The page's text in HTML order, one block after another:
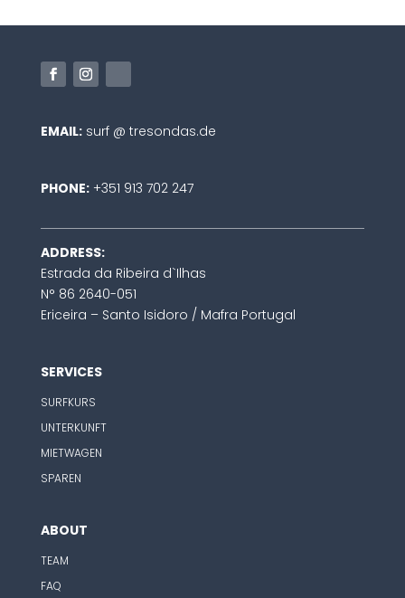
EMAIL:surf @ tresondas.de
PHONE: +351 913 702 247
ADDRESS:
Estrada da Ribeira d`Ilhas
N° 86 2640-051
Ericeira – Santo Isidoro / Mafra Portugal
SERVICES
SURFKURS
UNTERKUNFT
MIETWAGEN
SPAREN
ABOUT
TEAM
FAQ